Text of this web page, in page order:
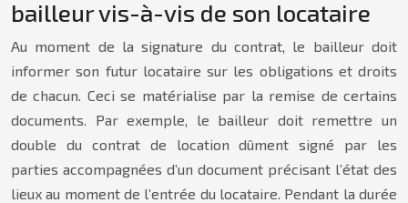
bailleur vis-à-vis de son locataire
Au moment de la signature du contrat, le bailleur doit
informer son futur locataire sur les obligations et droits
de chacun. Ceci se matérialise par la remise de certains
documents. Par exemple, le bailleur doit remettre un
double du contrat de location dûment signé par les
parties accompagnées d’un document précisant l’état des
lieux au moment de l’entrée du locataire. Pendant la durée